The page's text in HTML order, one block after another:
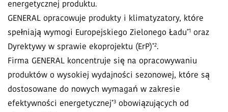
energetycznej produktu.
GENERAL opracowuje produkty i klimatyzatory, które
spełniają wymogi Europejskiego Zielonego Ładu*1 oraz
Dyrektywy w sprawie ekoprojektu (ErP)*2.
Firma GENERAL koncentruje się na opracowywaniu
produktów o wysokiej wydajności sezonowej, które są
dostosowane do nowych wymagań w zakresie
efektywności energetycznej*3 obowiązujących od